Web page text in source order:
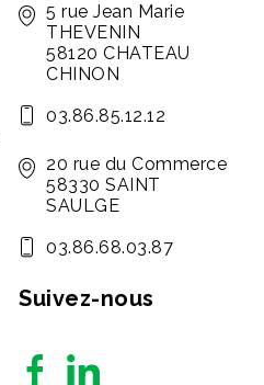
5 rue Jean Marie
THEVENIN
58120 CHATEAU
CHINON
03.86.85.12.12
20 rue du Commerce
58330 SAINT
SAULGE
03.86.68.03.87
Suivez-nous